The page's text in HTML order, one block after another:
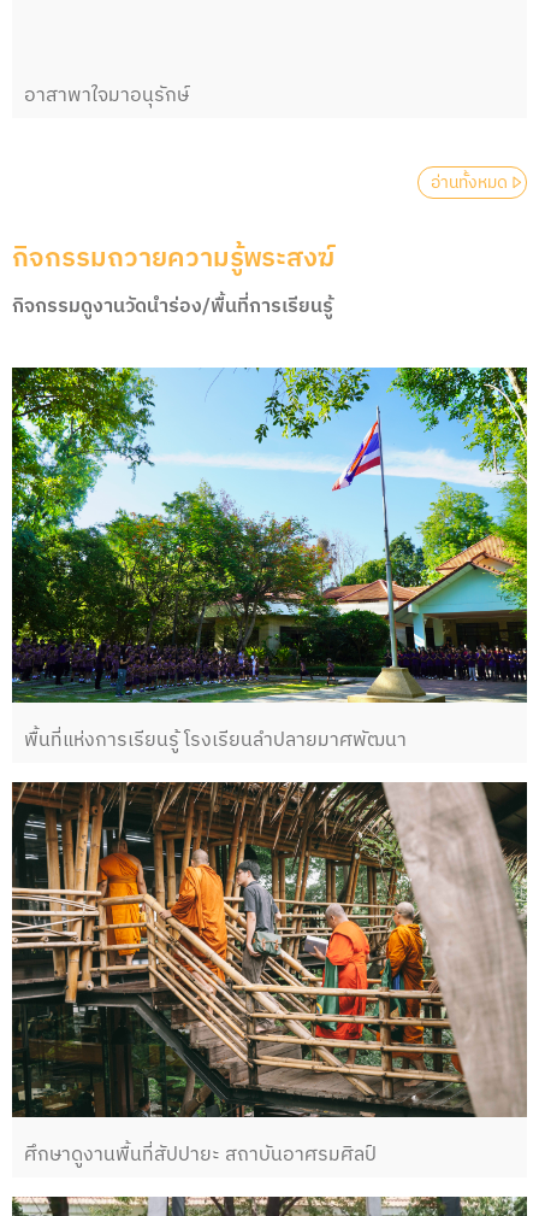
อาสาพาใจมาอนุรักษ์
อ่านทั้งหมด
กิจกรรมถวายความรู้พระสงฆ์
กิจกรรมดูงานวัดนําร่อง/พื้นที่การเรียนรู้
พื้นที่แห่งการเรียนรู้ โรงเรียนลำปลายมาศพัฒนา
ศึกษาดูงานพื้นที่สัปปายะ สถาบันอาศรมศิลป์